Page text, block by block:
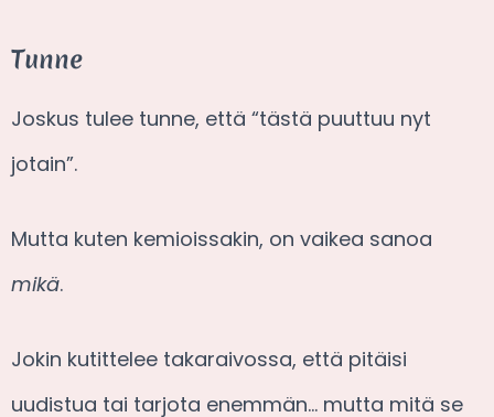
Tunne
Joskus tulee tunne, että “tästä puuttuu nyt
jotain”.
Mutta kuten kemioissakin, on vaikea sanoa
mikä.
Jokin kutittelee takaraivossa, että pitäisi
uudistua tai tarjota enemmän… mutta mitä se